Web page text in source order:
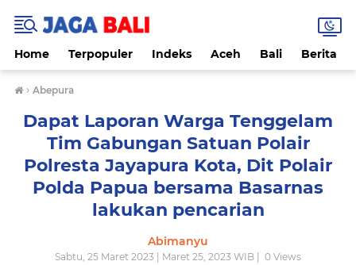
Home Terpopuler Indeks Aceh Bali Berita
› Abepura
Dapat Laporan Warga Tenggelam
Tim Gabungan Satuan Polair
Polresta Jayapura Kota, Dit Polair
Polda Papua bersama Basarnas
lakukan pencarian
Abimanyu
Sabtu, 25 Maret 2023 | Maret 25, 2023 WIB | 0 Views